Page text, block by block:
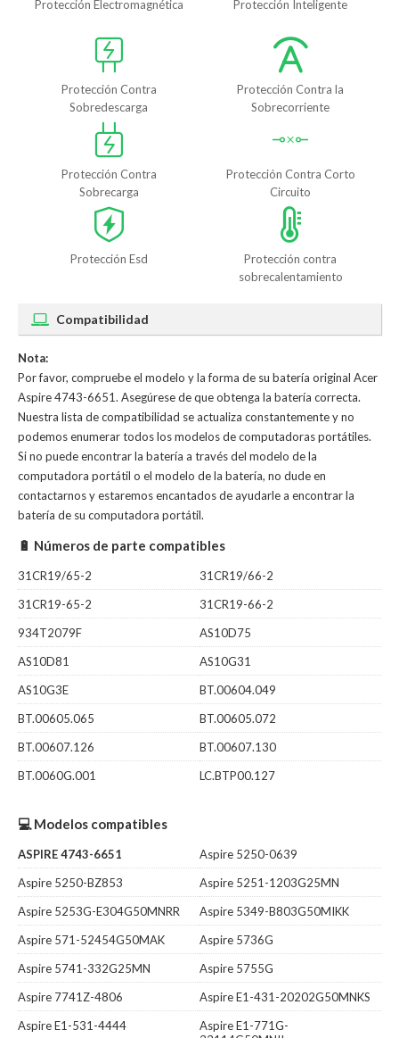
Protección Electromagnética Protección Inteligente
Protección Contra
Sobredescarga
Protección Contra la
Sobrecorriente
Protección Contra
Sobrecarga
Protección Contra Corto
Circuito
Protección Esd
Protección contra
sobrecalentamiento
Compatibilidad
Nota:
Por favor, compruebe el modelo y la forma de su batería original Acer
Aspire 4743-6651. Asegúrese de que obtenga la batería correcta.
Nuestra lista de compatibilidad se actualiza constantemente y no
podemos enumerar todos los modelos de computadoras portátiles.
Si no puede encontrar la batería a través del modelo de la
computadora portátil o el modelo de la batería, no dude en
contactarnos y estaremos encantados de ayudarle a encontrar la
batería de su computadora portátil.
🔋 Números de parte compatibles
31CR19/65-2
31CR19/66-2
31CR19-65-2
31CR19-66-2
934T2079F
AS10D75
AS10D81
AS10G31
AS10G3E
BT.00604.049
BT.00605.065
BT.00605.072
BT.00607.126
BT.00607.130
BT.0060G.001
LC.BTP00.127
💻 Modelos compatibles
ASPIRE 4743-6651
Aspire 5250-0639
Aspire 5250-BZ853
Aspire 5251-1203G25MN
Aspire 5253G-E304G50MNRR
Aspire 5349-B803G50MIKK
Aspire 571-52454G50MAK
Aspire 5736G
Aspire 5741-332G25MN
Aspire 5755G
Aspire 7741Z-4806
Aspire E1-431-20202G50MNKS
Aspire E1-531-4444
Aspire E1-771G-